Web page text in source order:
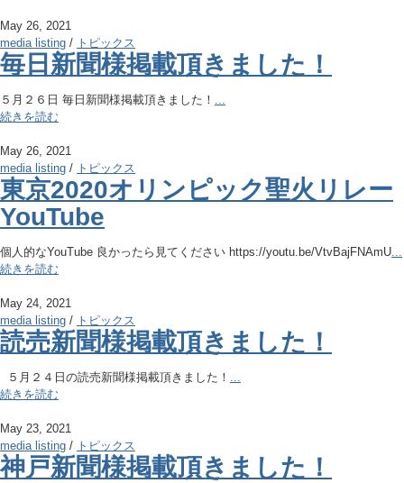
May 26, 2021
media listing / トピックス
毎日新聞様掲載頂きました！
５月２６日 毎日新聞様掲載頂きました！ ...
続きを読む
May 26, 2021
media listing / トピックス
東京2020オリンピック聖火リレー
YouTube
個人的なYouTube 良かったら見てください https://youtu.be/VtvBajFNAmU...
続きを読む
May 24, 2021
media listing / トピックス
読売新聞様掲載頂きました！
５月２４日の読売新聞様掲載頂きました！ ...
続きを読む
May 23, 2021
media listing / トピックス
神戸新聞様掲載頂きました！